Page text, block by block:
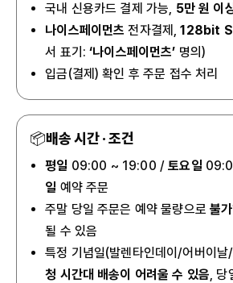
국내 신용카드 결제 가능, 5만 원 이
나이스페이먼츠 전자결제,128bit
서 표기:‘나이스페이먼츠’ 명의)
입금(결제) 확인 후 주문 접수 처리
📦배송 시간 · 조건
평일 09:00 ~ 19:00 /토요일
일 예약 주문
주말 당일 주문은 예약 물량으로불가
될 수 있음
특정 기념일(발렌타인데이/어버이날
청 시간대 배송이 어려울 수 있음, 당